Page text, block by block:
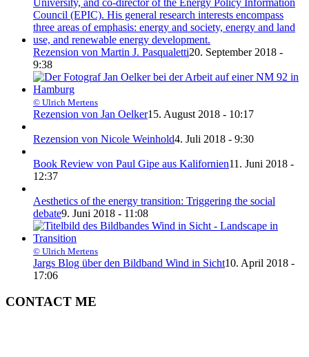
Rezension von Martin J. Pasqualetti20. September 2018 -
9:38
© Ulrich Mertens
Rezension von Jan Oelker15. August 2018 - 10:17
Rezension von Nicole Weinhold4. Juli 2018 - 9:30
Book Review von Paul Gipe aus Kalifornien11. Juni 2018 -
12:37
Aesthetics of the energy transition: Triggering the social
debate9. Juni 2018 - 11:08
© Ulrich Mertens
Jargs Blog über den Bildband Wind in Sicht10. April 2018 -
17:06
CONTACT ME